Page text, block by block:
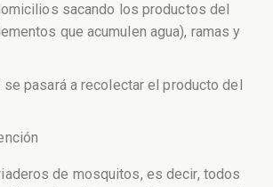
sacando los productos del
que acumulen agua), ramas y
se pasará a recolectar el producto del
de mosquitos, es decir, todos